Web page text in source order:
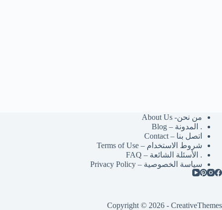
من نحن- About Us
. المدونة – Blog
اتصل بنا – Contact
شروط الاستخدام – Terms of Use
. الأسئلة الشائعة – FAQ
سياسة الخصوصية – Privacy Policy
Copyright © 2026 - CreativeThemes